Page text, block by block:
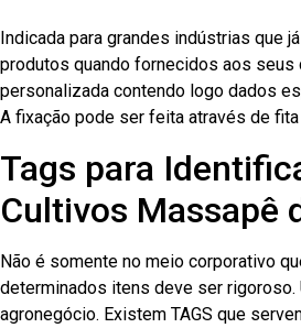
Indicada para grandes indústrias que
produtos quando fornecidos aos
personalizada contendo logo dados
A fixação pode ser feita através de
Tags para
Cultivos Massapê
Não é somente no meio corporativo
determinados itens deve ser
agronegócio. Existem TAGS que